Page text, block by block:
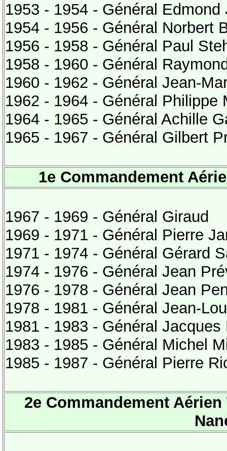
1953 - 1954 - Général Edmond
1954 - 1956 - Général Norbert
1956 - 1958 - Général Paul
1958 - 1960 - Général
1960 - 1962 - Général Jean-
1962 - 1964 - Général Philippe
1964 - 1965 - Général Achille
1965 - 1967 - Général Gilbert
1e Commandement
1967 - 1969 - Général Giraud
1969 - 1971 - Général Pierre
1971 - 1974 - Général Gérard
1974 - 1976 - Général Jean
1976 - 1978 - Général Jean
1978 - 1981 - Général Jean-
1981 - 1983 - Général Jacques
1983 - 1985 - Général Michel
1985 - 1987 - Général Pierre
2e Commandement